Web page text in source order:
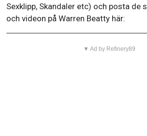
Sexklipp, Skandaler etc) och posta de
och videon på Warren Beatty här:
▼ Ad by Refinery89